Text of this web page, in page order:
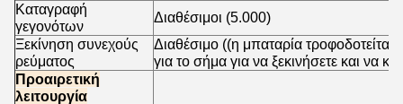
Καταγραφή
γεγονότων
Διαθέσιμοι (5.000)
Ξεκίνηση συνεχούς
ρεύματος
Διαθέσιμο ((η μπαταρία
για το σήμα για να ξεκινήσετε και να
Προαιρετική
λειτουργία